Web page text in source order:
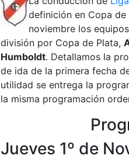
definición en Copa de
noviembre los
división por Copa de Plata,
Humboldt. Detallamos la
de ida de la primera fecha
utilidad se entrega la
la misma programación
Jueves 1º de